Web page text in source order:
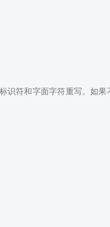
识符和字面字符重写。如